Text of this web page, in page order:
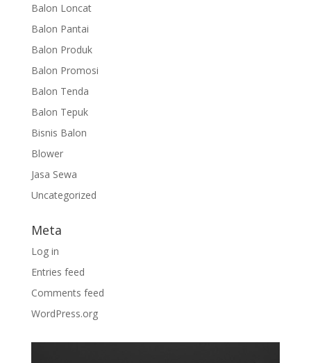
Balon Loncat
Balon Pantai
Balon Produk
Balon Promosi
Balon Tenda
Balon Tepuk
Bisnis Balon
Blower
Jasa Sewa
Uncategorized
Meta
Log in
Entries feed
Comments feed
WordPress.org